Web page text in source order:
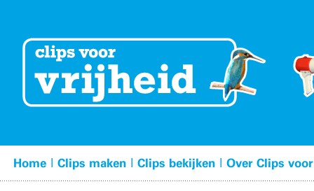
Home | Clips maken | Clips bekijken | Over Clips